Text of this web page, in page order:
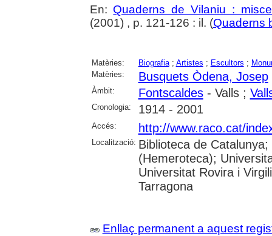
En: Quaderns de Vilaniu :
(2001) , p. 121-126 : il. (Quaderns
Matèries: Biografia; Artistes ; Escultors ;
Matèries:
Busquets Òdena, Josep
Àmbit: Fontscaldes- Valls ;
Cronologia: 1914 - 2001
Accés: http://www.raco.cat/
Localització: Biblioteca de
(Hemeroteca);
Universitat Rovira i
Tarragona
Enllaç permanent a aquest